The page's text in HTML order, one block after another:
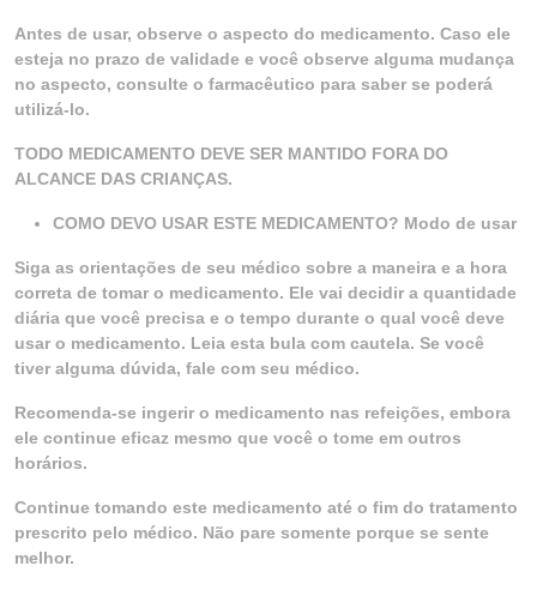
Antes de usar, observe o aspecto do medicamento. Caso ele
esteja no prazo de validade e você observe alguma mudança
no aspecto, consulte o farmacêutico para saber se poderá
utilizá-lo.
TODO MEDICAMENTO DEVE SER MANTIDO FORA DO
ALCANCE DAS CRIANÇAS.
COMO DEVO USAR ESTE MEDICAMENTO? Modo de usar
Siga as orientações de seu médico sobre a maneira e a hora
correta de tomar o medicamento. Ele vai decidir a quantidade
diária que você precisa e o tempo durante o qual você deve
usar o medicamento. Leia esta bula com cautela. Se você
tiver alguma dúvida, fale com seu médico.
Recomenda-se ingerir o medicamento nas refeições, embora
ele continue eficaz mesmo que você o tome em outros
horários.
Continue tomando este medicamento até o fim do tratamento
prescrito pelo médico. Não pare somente porque se sente
melhor.